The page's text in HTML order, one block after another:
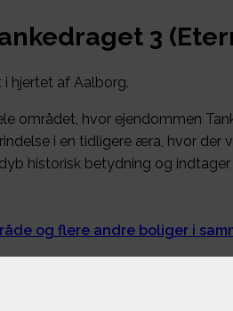
3
hjertet af Aalborg.
området, hvor ejendommen
i en tidligere æra, hvor der
historisk betydning og
og flere andre boliger i